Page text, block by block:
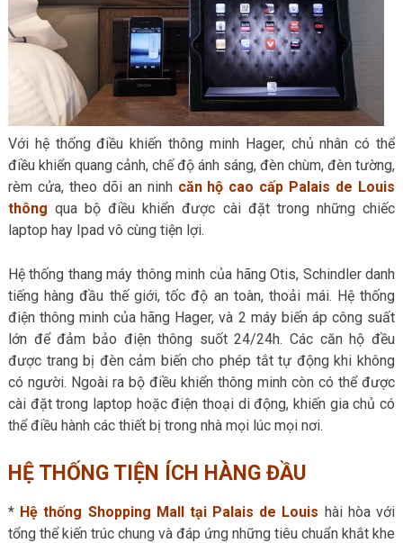
Với hệ thống điều khiến thông minh Hager, chủ nhân có thể
điều khiển quang cảnh, chế độ ánh sáng, đèn chùm, đèn tường,
rèm cửa, theo dõi an ninh căn hộ cao cấp Palais de Louis
thông qua bộ điều khiển được cài đặt trong những chiếc
laptop hay Ipad vô cùng tiện lợi.
Hệ thống thang máy thông minh của hãng Otis, Schindler danh
tiếng hàng đầu thế giới, tốc độ an toàn, thoải mái. Hệ thống
điện thông minh của hãng Hager, và 2 máy biến áp công suất
lớn để đảm bảo điện thông suốt 24/24h. Các căn hộ đều
được trang bị đèn cảm biến cho phép tắt tự động khi không
có người. Ngoài ra bộ điều khiển thông minh còn có thể được
cài đặt trong laptop hoặc điện thoại di động, khiến gia chủ có
thể điều hành các thiết bị trong nhà mọi lúc mọi nơi.
HỆ THỐNG TIỆN ÍCH HÀNG ĐẦU
* Hệ thống Shopping Mall tại Palais de Louis hài hòa với
tổng thể kiến trúc chung và đáp ứng những tiêu chuẩn khắt khe